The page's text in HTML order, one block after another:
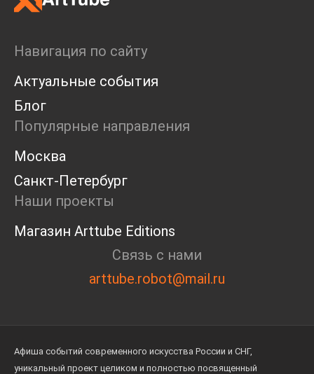
Пресс-конференция
Ярмарка
Open call
Экскурсия
Дискуссия
Cosmoscow 2024
Blazar 2024
Встречи
Круглый стол
Навигация по сайту
Актуальные события
Блог
Популярные направления
Москва
Санкт-Петербург
Наши проекты
Магазин Arttube Editions
Связь с нами
arttube.robot@mail.ru
Афиша событий современного искусства России и СНГ,
уникальный проект целиком и полностью посвященный